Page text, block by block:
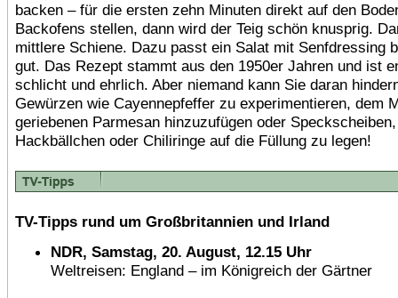
backen – für die ersten zehn Minuten direkt auf den
Backofens stellen, dann wird der Teig schön knusprig.
mittlere Schiene. Dazu passt ein Salat mit Senfdressing
gut. Das Rezept stammt aus den 1950er Jahren und ist
schlicht und ehrlich. Aber niemand kann Sie daran
Gewürzen wie Cayennepfeffer zu experimentieren, dem
geriebenen Parmesan hinzuzufügen oder Speckscheiben,
Hackbällchen oder Chiliringe auf die Füllung zu legen!
TV-Tipps rund um Großbritannien und Irland
NDR, Samstag, 20. August, 12.15 Uhr
Weltreisen: England – im Königreich der Gärtner